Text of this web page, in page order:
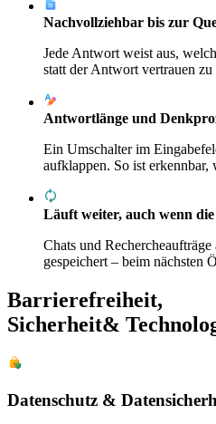
Nachvollziehbar bis zur
Jede Antwort weist aus,
statt der Antwort vertrauen zu
Antwortlänge und
Ein Umschalter im
aufklappen. So ist erkennbar,
Läuft weiter, auch wenn
Chats und
gespeichert – beim nächsten
Barrierefreiheit,
Sicherheit&
Datenschutz &